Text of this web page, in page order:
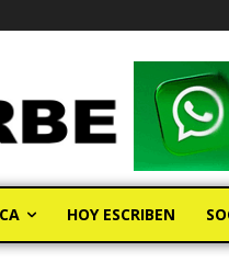
HOY ESCRIBEN